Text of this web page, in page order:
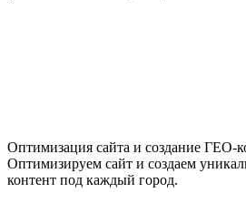
Оптимизация сайта и создание ГЕО-
Оптимизируем сайт и создаем
контент под каждый город.